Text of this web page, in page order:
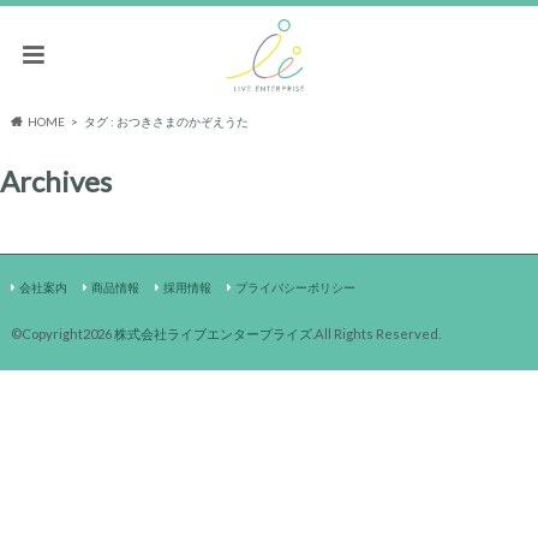
HOME タグ : おつきさまのかぞえうた
Archives
会社案内 商品情報 採用情報 プライバシーポリシー
©Copyright2026株式会社ライブエンタープライズ.All Rights Reserved.